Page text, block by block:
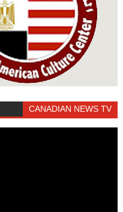
CANADIAN NEWS TV